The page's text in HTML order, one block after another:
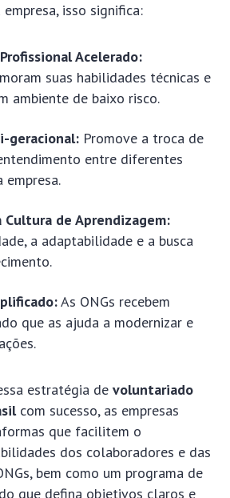
isso significa:
Acelerado:
suas habilidades técnicas e
ambiente de baixo risco.
geracional: Promove a troca de
entre diferentes
empresa.
de Aprendizagem:
a adaptabilidade e a busca
As ONGs recebem
que as ajuda a modernizar e
estratégia de voluntariado
com sucesso, as empresas
que facilitem o
dos colaboradores e das
bem como um programa de
que defina objetivos claros e